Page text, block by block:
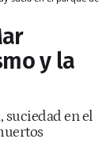
y la
suciedad en el